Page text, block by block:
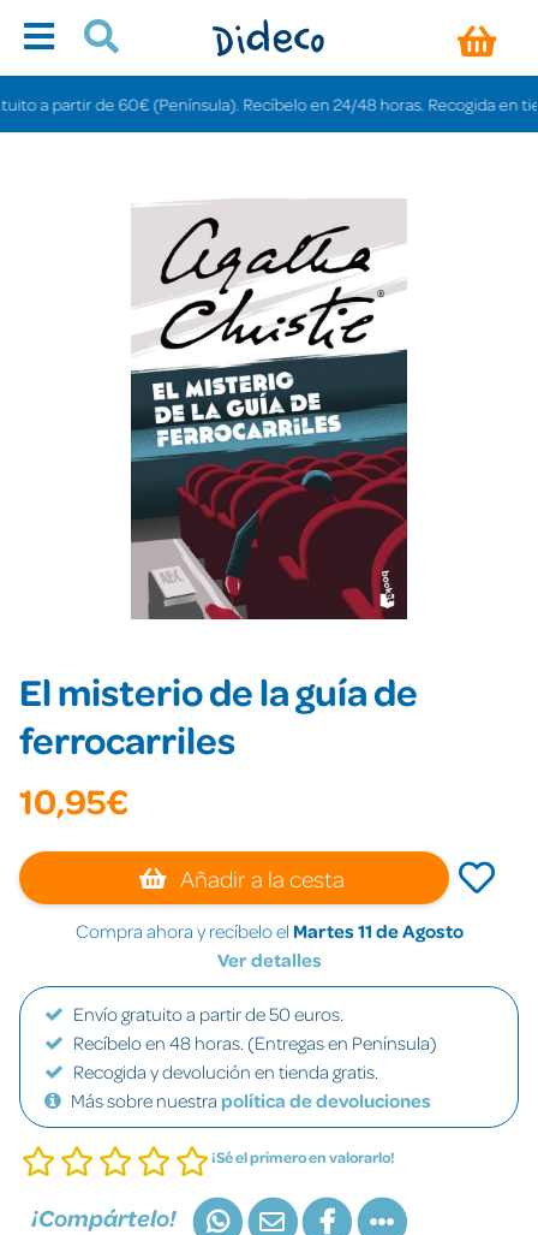
partir de 60€ (Península). Recíbelo en 24/48 horas. Recogida en
El misterio de la guía de
ferrocarriles
10,95€
Añadir a la cesta
Compra ahora y recíbelo el Martes 11 de Agosto
Ver detalles
Envío gratuito a partir de 50 euros.
Recíbelo en 48 horas. (Entregas en Península)
Recogida y devolución en tienda gratis.
Más sobre nuestra política de devoluciones
¡Sé el primero en valorarlo!
¡Compártelo!